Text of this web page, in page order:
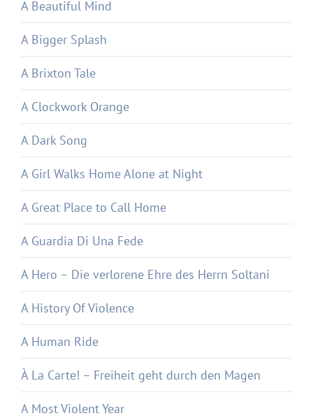
A Beautiful Mind
A Bigger Splash
A Brixton Tale
A Clockwork Orange
A Dark Song
A Girl Walks Home Alone at Night
A Great Place to Call Home
A Guardia Di Una Fede
A Hero – Die verlorene Ehre des Herrn Soltani
A History Of Violence
A Human Ride
À La Carte! – Freiheit geht durch den Magen
A Most Violent Year